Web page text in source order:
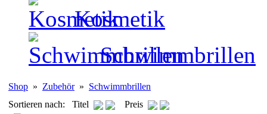
Kosmetik
Schwimmbrillen
Shop » Zubehör» Schwimmbrillen
Sortieren nach: Titel
Preis